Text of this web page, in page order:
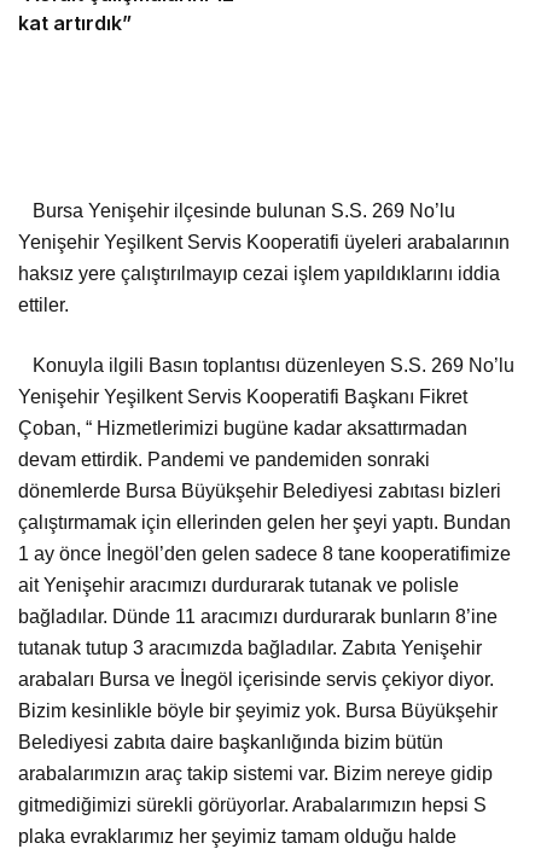
kat artırdık”
Bursa Yenişehir ilçesinde bulunan S.S. 269 No’lu
Yenişehir Yeşilkent Servis Kooperatifi üyeleri arabalarının
haksız yere çalıştırılmayıp cezai işlem yapıldıklarını iddia
ettiler.
Konuyla ilgili Basın toplantısı düzenleyen S.S. 269 No’lu
Yenişehir Yeşilkent Servis Kooperatifi Başkanı Fikret
Çoban, “ Hizmetlerimizi bugüne kadar aksattırmadan
devam ettirdik. Pandemi ve pandemiden sonraki
dönemlerde Bursa Büyükşehir Belediyesi zabıtası bizleri
çalıştırmamak için ellerinden gelen her şeyi yaptı. Bundan
1 ay önce İnegöl’den gelen sadece 8 tane kooperatifimize
ait Yenişehir aracımızı durdurarak tutanak ve polisle
bağladılar. Dünde 11 aracımızı durdurarak bunların 8’ine
tutanak tutup 3 aracımızda bağladılar. Zabıta Yenişehir
arabaları Bursa ve İnegöl içerisinde servis çekiyor diyor.
Bizim kesinlikle böyle bir şeyimiz yok. Bursa Büyükşehir
Belediyesi zabıta daire başkanlığında bizim bütün
arabalarımızın araç takip sistemi var. Bizim nereye gidip
gitmediğimizi sürekli görüyorlar. Arabalarımızın hepsi S
plaka evraklarımız her şeyimiz tamam olduğu halde